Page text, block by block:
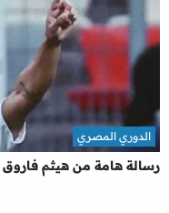
رسالة هامة من هيثم فاروق
الدوري المصري